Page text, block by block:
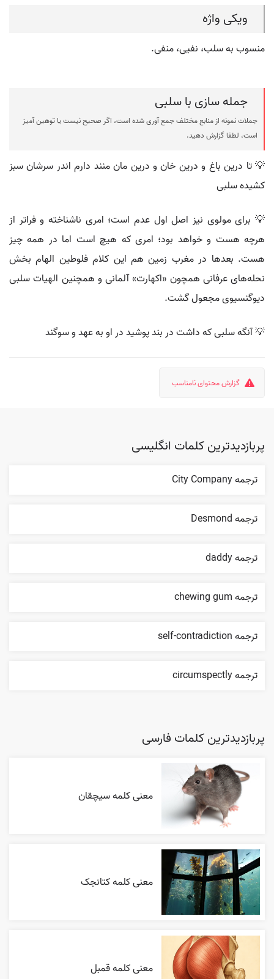
ویکی واژه
منسوب به سلب، نفیی، منفی.
جمله سازی با سلبی
جملات نمونه از منابع مختلف جمع آوری شده است، اگر صحیح نیست یا توهین آمیز
است، لطفا گزارش دهید.
💡 تا درین باغ و درین خان و درین مان منند دارم اندر سرشان سبز
کشیده سلبی
💡 برای مولوی نیز اصل اول عدم است؛ امری ناشناخته و فراتر از
هرچه هست و خواهد بود؛ امری که هیچ است اما در همه چیز
هست. بعدها در مغرب زمین هم این کلام فلوطین الهام بخش
نحله‌های عرفانی همچون «اکهارت» آلمانی و همچنین الهیات سلبی
دیوگنسیوی مجعول گشت.
💡 آنگه سلبی که داشت در بند پوشید در او به عهد و سوگند
گزارش محتوای نامناسب
پربازدیدترین کلمات انگلیسی
ترجمه City Company
ترجمه Desmond
ترجمه daddy
ترجمه chewing gum
ترجمه self-contradiction
ترجمه circumspectly
پربازدیدترین کلمات فارسی
معنی کلمه سیچقان
معنی کلمه کتانجک
معنی کلمه قمبل